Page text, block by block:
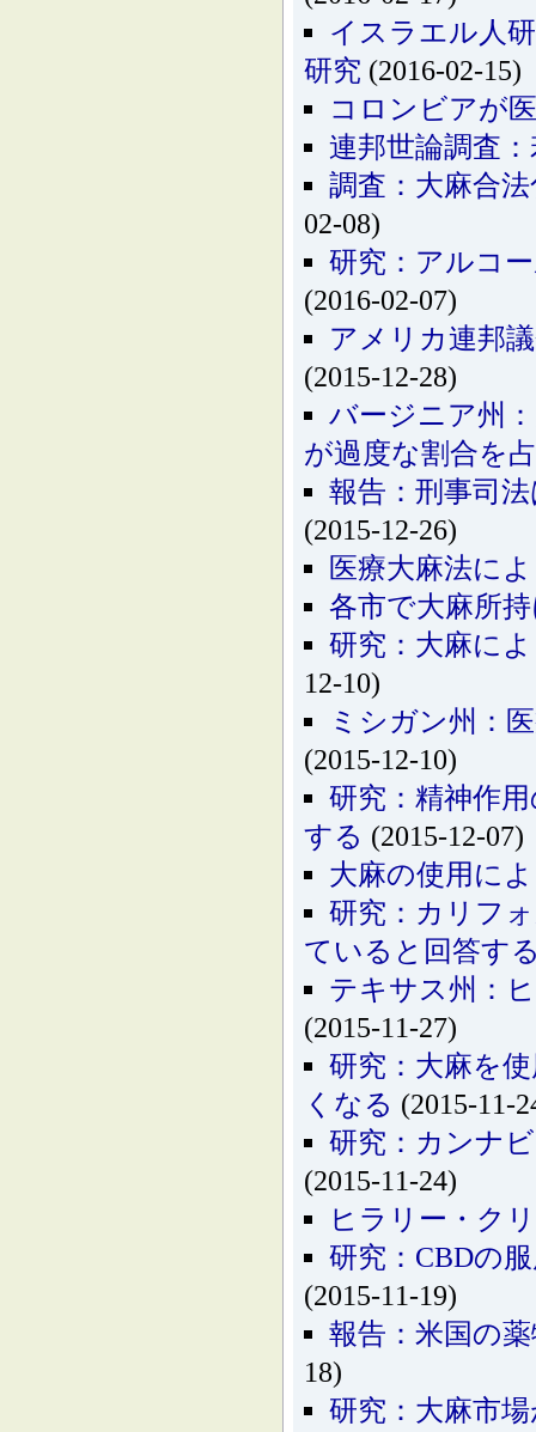
イスラエル人
研究 (2016-02-15)
コロンビアが
連邦世論調査
調査：大麻合
02-08)
研究：アルコ
(2016-02-07)
アメリカ連邦
(2015-12-28)
バージニア州
が過度な割合を
報告：刑事司
(2015-12-26)
医療大麻法に
各市で大麻所
研究：大麻に
12-10)
ミシガン州：
(2015-12-10)
研究：精神作
する (2015-12-07)
大麻の使用に
研究：カリフ
ていると回答す
テキサス州：
(2015-11-27)
研究：大麻を
くなる (2015-11-
研究：カンナ
(2015-11-24)
ヒラリー・ク
研究：CBDの
(2015-11-19)
報告：米国の
18)
研究：大麻市